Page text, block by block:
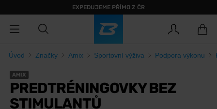
EXPEDUJEME PŘÍMO Z ČR
Úvod Značky Amix Sportovní výživa Podpora výkonu
AMIX
PREDTRÉNINGOVKY BEZ
STIMULANTŮ